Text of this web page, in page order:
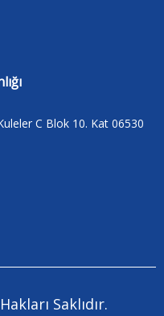
C Blok 10. Kat 06530
Saklıdır.